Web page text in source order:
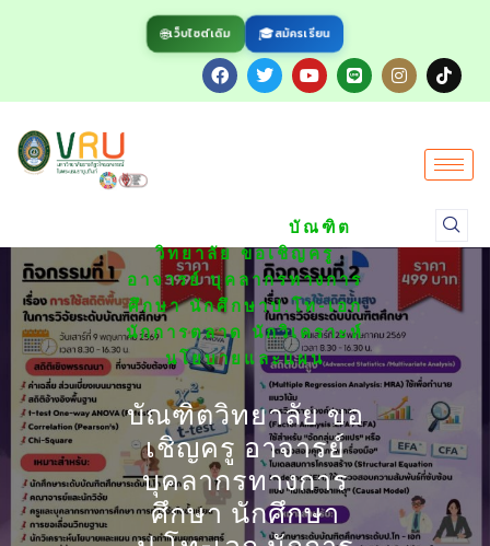
🌐เว็บไซต์เดิม 🎓สมัครเรียน
บัณฑิต
วิทยาลัย ขอเชิญครู
อาจารย์ บุคลากรทางการ
ศึกษา นักศึกษาป.โท-เอก
นักการตลาด นักวิเคราะห์
นโยบายและแผน
บัณฑิตวิทยาลัย ขอ
เชิญครู อาจารย์
บุคลากรทางการ
ศึกษา นักศึกษา